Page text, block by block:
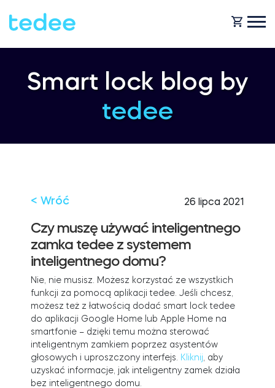
JAK TO DZIAŁA?
Biznes
Integracje
Tedee GO2
Tedee PRO
Akcesoria
Tedee Bridge
BLOG
ZNAJDŹ SKLEP
KUP TERAZ
Smart lock blog by
tedee
< Wróć 26 lipca 2021
Czy muszę używać inteligentnego
zamka tedee z systemem
inteligentnego domu?
Nie, nie musisz. Możesz korzystać ze wszystkich
funkcji za pomocą aplikacji tedee. Jeśli chcesz,
możesz też z łatwością dodać smart lock tedee
do aplikacji Google Home lub Apple Home na
smartfonie – dzięki temu można sterować
inteligentnym zamkiem poprzez asystentów
głosowych i uproszczony interfejs.
Kliknij , aby
uzyskać informacje, jak inteligentny zamek działa
bez inteligentnego domu.